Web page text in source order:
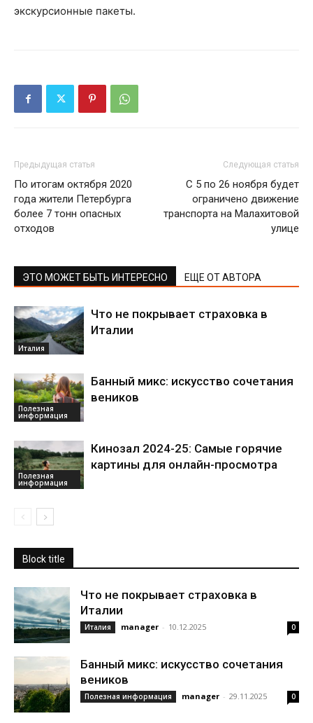
экскурсионные пакеты.
Предыдущая статья
По итогам октября 2020
года жители Петербурга
более 7 тонн опасных
отходов
Следующая статья
С 5 по 26 ноября будет
ограничено движение
транспорта на Малахитовой
улице
ЭТО МОЖЕТ БЫТЬ ИНТЕРЕСНО ЕЩЕ ОТ АВТОРА
Италия
Что не покрывает страховка в
Италии
Полезная
информация
Банный микс: искусство сочетания
веников
Полезная
информация
Кинозал 2024-25: Самые горячие
картины для онлайн-просмотра
Block title
Что не покрывает страховка в
Италии
Италия manager - 10.12.2025 0
Банный микс: искусство сочетания
веников
Полезная информация manager - 29.11.2025 0